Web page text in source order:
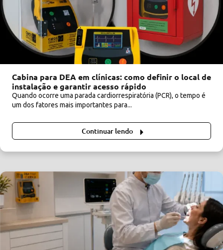
Cabina para DEA em clínicas: como definir o local de
instalação e garantir acesso rápido
Quando ocorre uma parada cardiorrespiratória (PCR), o tempo é
um dos fatores mais importantes para...
Continuar lendo